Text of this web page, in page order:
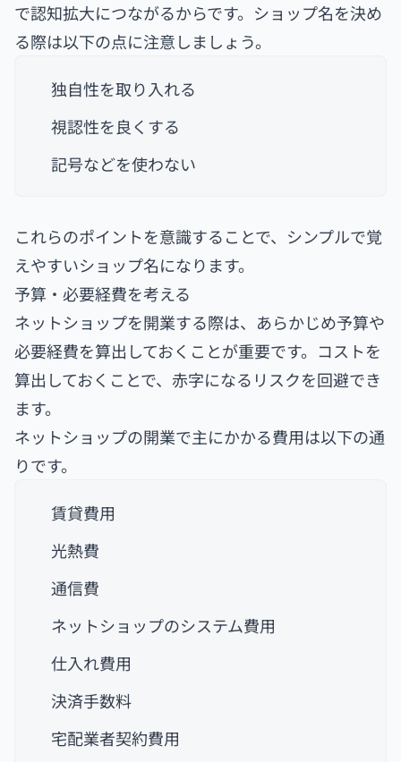
で認知拡大につながるからです。ショップ名を決め
る際は以下の点に注意しましょう。
独自性を取り入れる
視認性を良くする
記号などを使わない
これらのポイントを意識することで、シンプルで覚
えやすいショップ名になります。
予算・必要経費を考える
ネットショップを開業する際は、あらかじめ予算や
必要経費を算出しておくことが重要です。コストを
算出しておくことで、赤字になるリスクを回避でき
ます。
ネットショップの開業で主にかかる費用は以下の通
りです。
賃貸費用
光熱費
通信費
ネットショップのシステム費用
仕入れ費用
決済手数料
宅配業者契約費用